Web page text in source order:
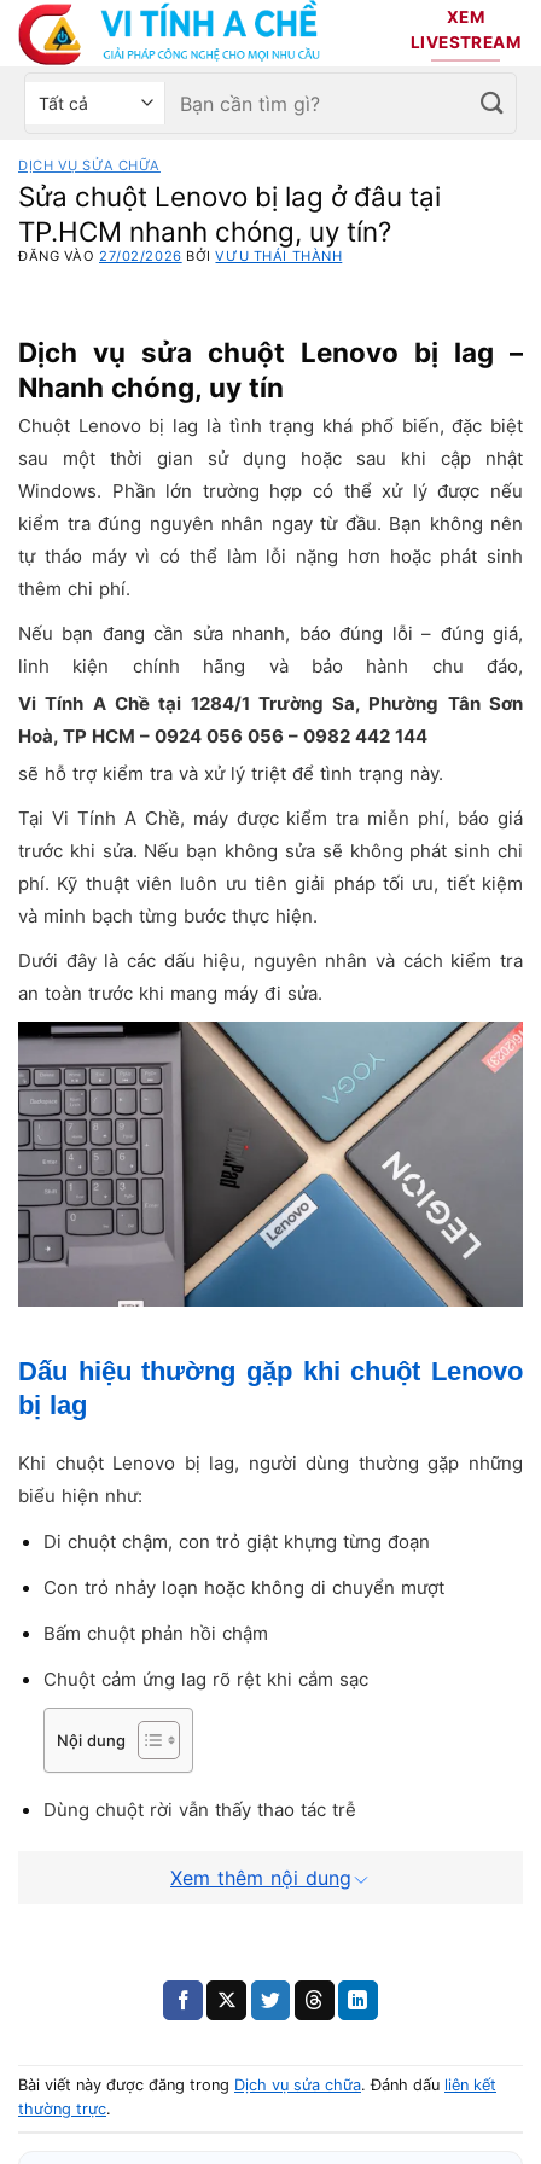
Bỏ
qua
nội
dung
XEM
LIVESTREAM
Chọn
sản
phẩm
Tìm
kiếm:
DỊCH VỤ SỬA CHỮA
Sửa chuột Lenovo bị lag ở đâu tại
TP.HCM nhanh chóng, uy tín?
ĐĂNG VÀO27/02/2026 BỞIVƯU THÁI THÀNH
Dịch vụ sửa chuột Lenovo bị lag –
Nhanh chóng, uy tín
Chuột Lenovo bị lag là tình trạng khá phổ biến, đặc biệt
sau một thời gian sử dụng hoặc sau khi cập nhật
Windows. Phần lớn trường hợp có thể xử lý được nếu
kiểm tra đúng nguyên nhân ngay từ đầu. Bạn không nên
tự tháo máy vì có thể làm lỗi nặng hơn hoặc phát sinh
thêm chi phí.
Nếu bạn đang cần sửa nhanh, báo đúng lỗi – đúng giá,
linh kiện chính hãng và bảo hành chu đáo,
Vi Tính A Chề tại 1284/1 Trường Sa, Phường Tân Sơn
Hoà, TP HCM – 0924 056 056 – 0982 442 144
sẽ hỗ trợ kiểm tra và xử lý triệt để tình trạng này.
Tại Vi Tính A Chề, máy được kiểm tra miễn phí, báo giá
trước khi sửa. Nếu bạn không sửa sẽ không phát sinh chi
phí. Kỹ thuật viên luôn ưu tiên giải pháp tối ưu, tiết kiệm
và minh bạch từng bước thực hiện.
Dưới đây là các dấu hiệu, nguyên nhân và cách kiểm tra
an toàn trước khi mang máy đi sửa.
Dấu hiệu thường gặp khi chuột Lenovo
bị lag
Khi chuột Lenovo bị lag, người dùng thường gặp những
biểu hiện như:
Di chuột chậm, con trỏ giật khựng từng đoạn
Con trỏ nhảy loạn hoặc không di chuyển mượt
Bấm chuột phản hồi chậm
Chuột cảm ứng lag rõ rệt khi cắm sạc
Nội dung
Dùng chuột rời vẫn thấy thao tác trễ
hiện tượng treo nhẹ hoặc phản hồi chậm toàn hệ thống.
Lenovo bị lag
nhân khác nhau:
Xem thêm nội dung
Bài viết này được đăng trong Dịch vụ sửa chữa. Đánh dấu liên kết
thường trực.